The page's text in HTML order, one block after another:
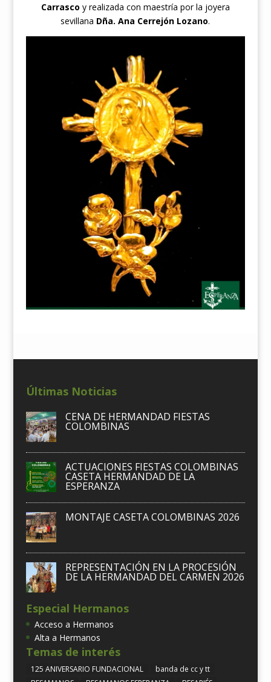
Carrasco y realizada con maestría por la joyera
sevillana Dña. Ana Cerrejón Lozano.
Últimas Noticias
CENA DE HERMANDAD FIESTAS
COLOMBINAS
ACTUACIONES FIESTAS COLOMBINAS
CASETA HERMANDAD DE LA
ESPERANZA
MONTAJE CASETA COLOMBINAS 2026
REPRESENTACIÓN EN LA PROCESIÓN
DE LA HERMANDAD DEL CARMEN 2026
Especial Hermanos
Acceso a Hermanos
Alta a Hermanos
Temas de interés
125 ANIVERSARIO FUNDACIONAL
banda de cc y tt